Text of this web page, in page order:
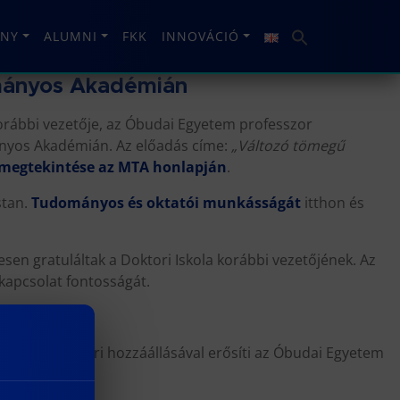
ALUMNI FKK INNOVÁCIÓ
Akadémián
vezetője, az Óbudai Egyetem professzor
Akadémián. Az előadás címe: „Változó tömegű
az MTA honlapján.
Tudományos és oktatói munkásságát itthon és
gratuláltak a Doktori Iskola korábbi vezetőjének. Az
fontosságát.
és emberi hozzáállásával erősíti az Óbudai Egyetem